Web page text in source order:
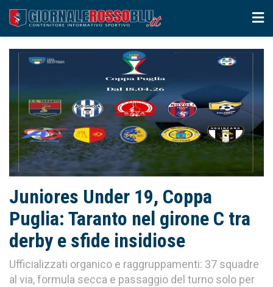
Juniores Under 19, Coppa
Puglia: Taranto nel girone C tra
derby e sfide insidiose
Ufficializzati organico e raggruppamenti: 37 squadre
al via, formula secca e passaggio del turno solo per